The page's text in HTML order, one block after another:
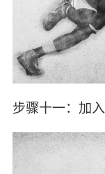
步骤十一：加